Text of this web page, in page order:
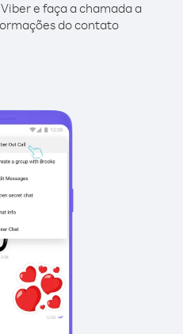
e faça a chamada a
do contato